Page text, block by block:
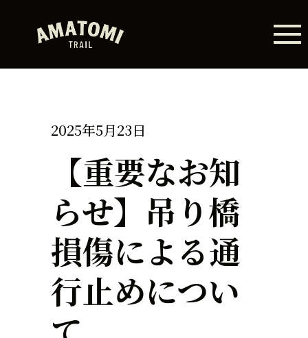
2025年5月23日
【重要なお知
らせ】吊り橋
損傷による通
行止めについ